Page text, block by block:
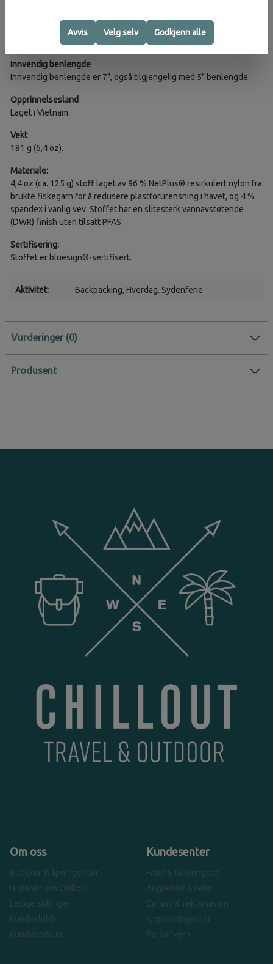
Noe høyere midje sammenlignet med kvinnemodellen Quandary
Innvendig benlengde
Innvendig benlengde er 7", også tilgjengelig med 5" benlengde.
Opprinnelsesland
Laget i Vietnam.
Vekt
181 g (6,4 oz).
Materiale:
4,4 oz (ca. 125 g) stoff laget av 96 % NetPlus® resirkulert nylon fra
brukte fiskegarn for å redusere plastforurensning i havet, og 4 %
spandex i vanlig vev. Stoffet har en slitesterk vannavstøtende
(DWR) finish uten tilsatt PFAS.
Sertifisering:
Stoffet er bluesign®-sertifisert.
Aktivitet: Backpacking, Hverdag, Sydenferie
Vurderinger
Produsent
Om oss
Butikker & åpningstider
Historien om Chillout
Ledige stillinger
Kundeklubb
Kundeomtaler
Kundesenter
Frakt & leveringstid
Angrefrist & retur
Garanti & reklamasjon
Kjøpsbetingelser
Personvern
Avvis Velg selv Godkjenn alle